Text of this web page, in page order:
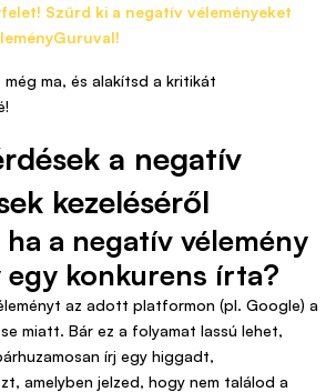
Szűrd ki a negatív véleményeket
ma, és alakítsd a kritikát
a negatív
kezeléséről
a negatív vélemény
egy konkurens írta?
az adott platformon (pl. Google) a
miatt. Bár ez a folyamat lassú lehet,
írj egy higgadt,
amelyben jelzed, hogy nem találod a